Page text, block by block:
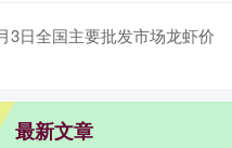
3日全国主要批发市场龙虾价
最新文章